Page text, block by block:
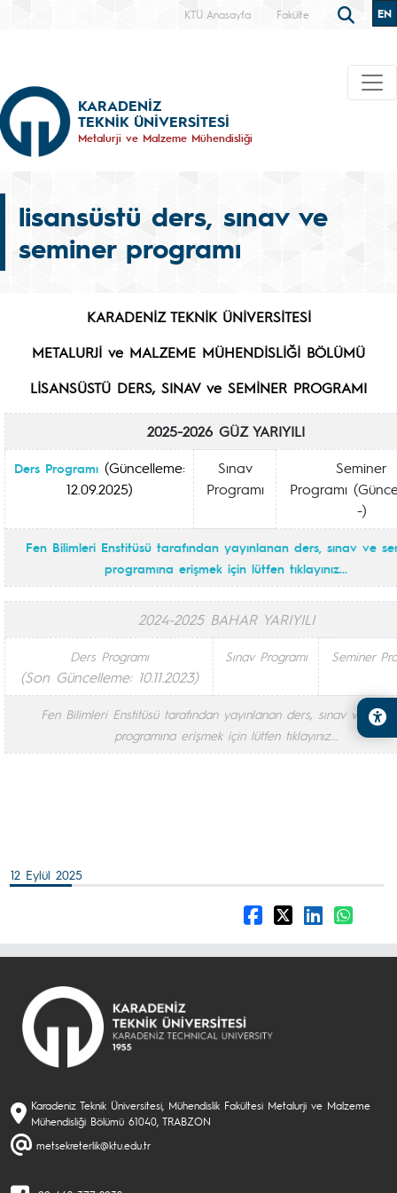
KTÜ Anasayfa Fakülte EN
KARADENİZ
TEKNİK ÜNİVERSİTESİ
Metalurji ve Malzeme Mühendisliği
lisansüstü ders, sınav ve
seminer programı
KARADENİZ TEKNİK ÜNİVERSİTESİ
METALURJİ ve MALZEME MÜHENDİSLİĞİ BÖLÜMÜ
LİSANSÜSTÜ DERS, SINAV ve SEMİNER PROGRAMI
2025-2026 GÜZ YARIYILI
Ders Programı(Güncelleme:
12.09.2025)
Sınav
Programı
Seminer
Programı
-)
Fen Bilimleri Enstitüsü tarafından yayınlanan ders, sınav ve
programına erişmek için lütfen tıklayınız...
2024-2025 BAHAR YARIYILI
Ders Programı
(Son Güncelleme: 10.11.2023)
Sınav Programı Seminer
Fen Bilimleri Enstitüsü tarafından yayınlanan ders, sınav ve
programına erişmek için lütfen tıklayınız...
12 Eylül 2025
Karadeniz Teknik Üniversitesi, Mühendislik Fakültesi Metalurji ve Malzeme
Mühendisliği Bölümü 61040, TRABZON
metsekreterlik@ktu.edu.tr